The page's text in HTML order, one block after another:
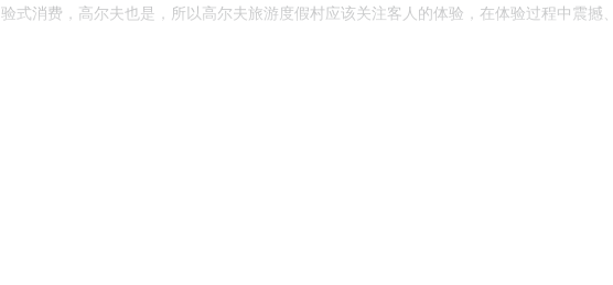
验式消费，高尔夫也是，所以高尔夫旅游度假村应该关注客人的体验，在体验过程中震撼